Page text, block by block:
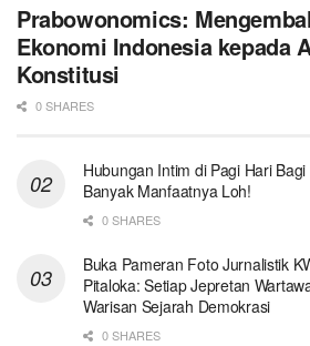
Prabowonomics:
Ekonomi Indonesia kepada
Konstitusi
0 SHARES
Hubungan Intim di Pagi Hari
Banyak Manfaatnya Loh!
0 SHARES
Buka Pameran Foto Jurnalistik
Pitaloka: Setiap Jepretan
Warisan Sejarah Demokrasi
0 SHARES